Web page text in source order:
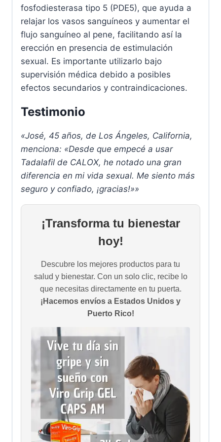
fosfodiesterasa tipo 5 (PDE5), que ayuda a
relajar los vasos sanguíneos y aumentar el
flujo sanguíneo al pene, facilitando así la
erección en presencia de estimulación
sexual. Es importante utilizarlo bajo
supervisión médica debido a posibles
efectos secundarios y contraindicaciones.
Testimonio
«José, 45 años, de Los Ángeles, California,
menciona: «Desde que empecé a usar
Tadalafil de CALOX, he notado una gran
diferencia en mi vida sexual. Me siento más
seguro y confiado, ¡gracias!»»
¡Transforma tu bienestar
hoy!
Descubre los mejores productos para tu
salud y bienestar. Con un solo clic, recibe lo
que necesitas directamente en tu puerta.
¡Hacemos envíos a Estados Unidos y
Puerto Rico!